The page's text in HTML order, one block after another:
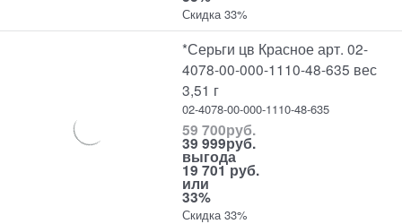
Скидка 33%
*Серьги цв Красное арт. 02-
4078-00-000-1110-48-635 вес
3,51 г
02-4078-00-000-1110-48-635
59 700руб.
39 999руб.
выгода
19 701 руб.
или
33%
Скидка 33%